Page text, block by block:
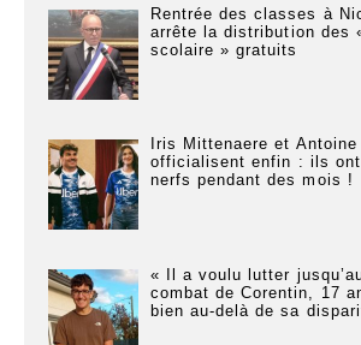
Rentrée des classes à
arrête la distribution des
scolaire » gratuits
Iris Mittenaere et Antoine
officialisent enfin : ils
nerfs pendant des mois !
« Il a voulu lutter
combat de Corentin, 17
bien au-delà de sa